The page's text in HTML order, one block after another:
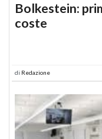
Bolkestein:
coste
di Redazione